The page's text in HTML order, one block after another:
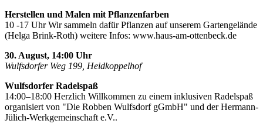
Herstellen und Malen mit Pflanzenfarben
10 -17 Uhr Wir sammeln dafür Pflanzen auf unserem Gartengelände
(Helga Brink-Roth) weitere Infos: www.haus-am-ottenbeck.de
30. August, 14:00 Uhr
Wulfsdorfer Weg 199, Heidkoppelhof
Wulfsdorfer Radelspaß
14:00–18:00 Herzlich Willkommen zu einem inklusiven Radelspaß
organisiert von "Die Robben Wulfsdorf gGmbH" und der Hermann-
Jülich-Werkgemeinschaft e.V..